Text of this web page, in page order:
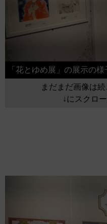
「花とゆめ展」の展示の様
まだまだ画像は
↓にスクロ